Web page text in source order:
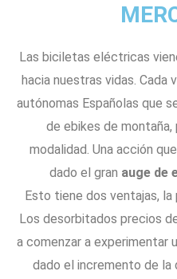
Las biciletas eléctricas
hacia nuestras vidas. Cada
autónomas Españolas que
de ebikes de
modalidad. Una acción
dado el gran auge de
Esto tiene dos ventajas, la
Los desorbitados precios
a comenzar a experimentar
dado el incremento de la